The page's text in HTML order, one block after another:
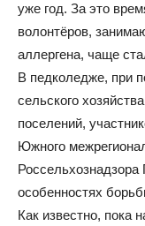
уже год. За это
волонтёров,
аллергена, чаще
В педколедже, при
сельского
поселений,
Южного
Россельхознадзора
особенностях
Как известно, пока